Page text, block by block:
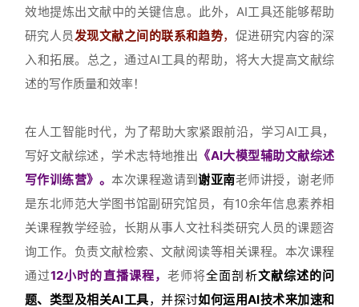
效地提炼出文献中的关键信息。此外，AI工具还能够帮助
研究人员发现文献之间的联系和趋势， 促进研究内容的深
入和拓展。总之，通过AI工具的帮助，将大大提高文献综
述的写作质量和效率！
在人工智能时代，为了帮助大家紧跟前沿，学习AI工具，
写好文献综述，学术志特地推出 《AI大模型辅助文献综述
写作训练营》。本次课程邀请到谢亚南老师讲授，谢老师
是东北师范大学图书馆副研究馆员，有10余年信息素养相
关课程教学经验，长期从事人文社科类研究人员的课题咨
询工作。负责文献检索、文献阅读等相关课程。本次课程
通过12小时的直播课程， 老师将全面剖析文献综述的问
题、类型及相关AI工具，并探讨如何运用AI技术来加速和